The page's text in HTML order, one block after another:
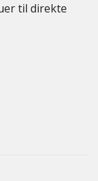
til direkte